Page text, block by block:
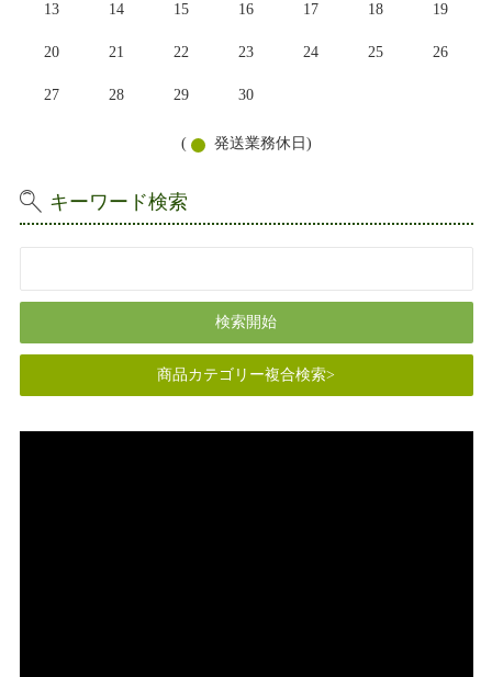
13 14 15 16 17 18 19
20 21 22 23 24 25 26
27 28 29 30
( 発送業務休日)
キーワード検索
商品カテゴリー複合検索>